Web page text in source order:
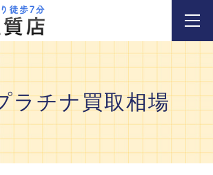
ラチナ買取相場